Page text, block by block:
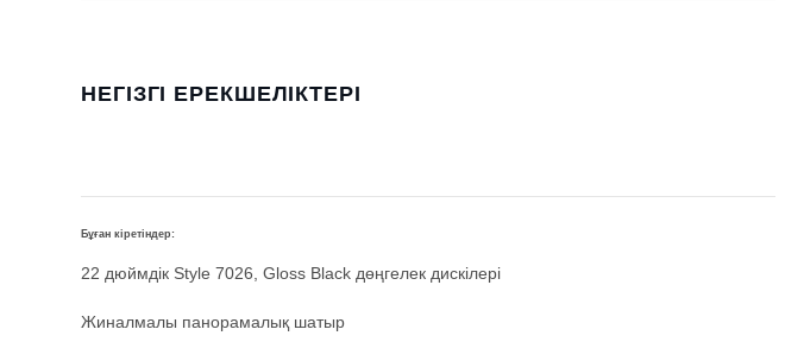
НЕГІЗГІ ЕРЕКШЕЛІКТЕРІ
Бұған кіретіндер:
22 дюймдік Style 7026, Gloss Black дөңгелек дискілері
Жиналмалы панорамалық шатыр